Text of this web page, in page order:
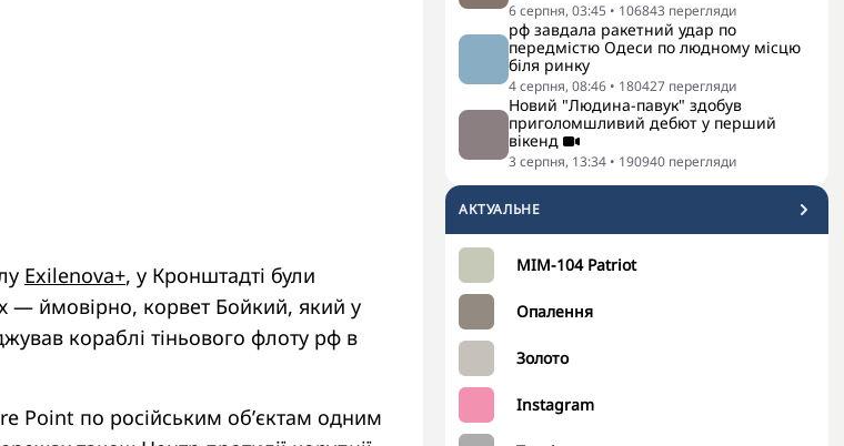
6 серпня, 03:45 • 106843 перегляди
рф завдала ракетний удар по
передмістю Одеси по людному місцю
біля ринку
4 серпня, 08:46 • 180427 перегляди
Новий "Людина-павук" здобув
приголомшливий дебют у перший
вікенд
3 серпня, 13:34 • 190940 перегляди
АКТУАЛЬНЕ
MIM-104 Patriot
Опалення
Золото
Instagram
Exilenova+, у Кронштадті були
— ймовірно, корвет Бойкий, який у
кораблі тіньового флоту рф в
Point по російським обʼєктам одним